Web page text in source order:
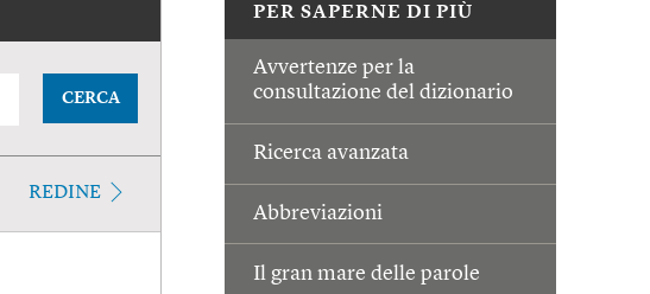
PER SAPERNE DI PIÙ
Avvertenze per la
consultazione del dizionario
Ricerca avanzata
Abbreviazioni
Il gran mare delle parole
CERCA
REDINE